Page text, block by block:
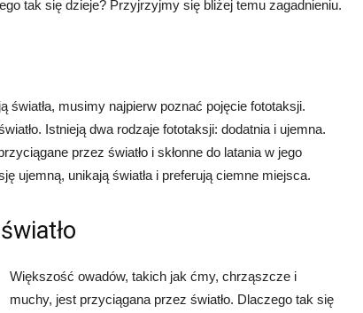
tak się dzieje? Przyjrzyjmy się bliżej temu zagadnieniu.
musimy najpierw poznać pojęcie fototaksji.
Istnieją dwa rodzaje fototaksji: dodatnia i ujemna.
przez światło i skłonne do latania w jego
ujemną, unikają światła i preferują ciemne miejsca.
Większość owadów, takich jak ćmy, chrząszcze i
muchy, jest przyciągana przez światło. Dlaczego tak się